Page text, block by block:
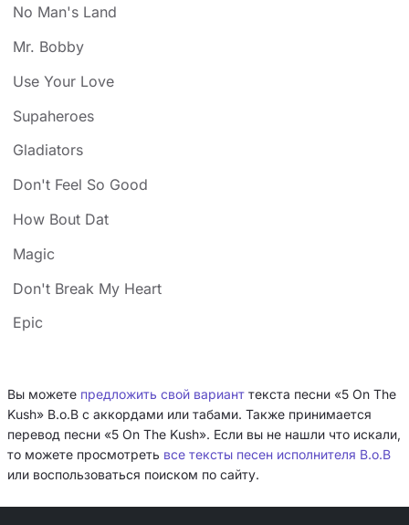
No Man's Land
Mr. Bobby
Use Your Love
Supaheroes
Gladiators
Don't Feel So Good
How Bout Dat
Magic
Don't Break My Heart
Epic
Вы можете предложить свой вариант текста песни «5 On The
Kush» B.o.B с аккордами или табами. Также принимается
перевод песни «5 On The Kush». Если вы не нашли что искали,
то можете просмотреть все тексты песен исполнителя B.o.B
или воспользоваться поиском по сайту.